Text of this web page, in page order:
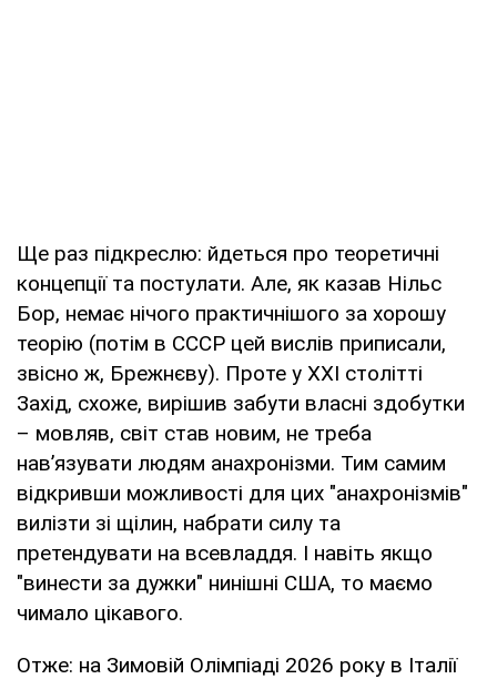
Ще раз підкреслю: йдеться про теоретичні
концепції та постулати. Але, як казав Нільс
Бор, немає нічого практичнішого за хорошу
теорію (потім в СССР цей вислів приписали,
звісно ж, Брежнєву). Проте у ХХІ столітті
Захід, схоже, вирішив забути власні здобутки
– мовляв, світ став новим, не треба
нав’язувати людям анахронізми. Тим самим
відкривши можливості для цих "анахронізмів"
вилізти зі щілин, набрати силу та
претендувати на всевладдя. І навіть якщо
"винести за дужки" нинішні США, то маємо
чимало цікавого.
Отже: на Зимовій Олімпіаді 2026 року в Італії